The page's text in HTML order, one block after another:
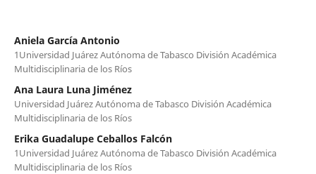
Aniela García Antonio
1Universidad Juárez Autónoma de Tabasco División Académica
Multidisciplinaria de los Ríos
Ana Laura Luna Jiménez
Universidad Juárez Autónoma de Tabasco División Académica
Multidisciplinaria de los Ríos
Erika Guadalupe Ceballos Falcón
1Universidad Juárez Autónoma de Tabasco División Académica
Multidisciplinaria de los Ríos